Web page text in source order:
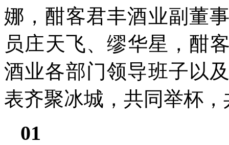
娜，酣客君丰酒业副董
员庄天飞、缪华星，酣
酒业各部门领导班子以
表齐聚冰城，共同举杯
01